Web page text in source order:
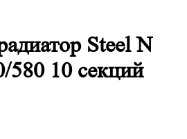
Steel N
580 10 секций